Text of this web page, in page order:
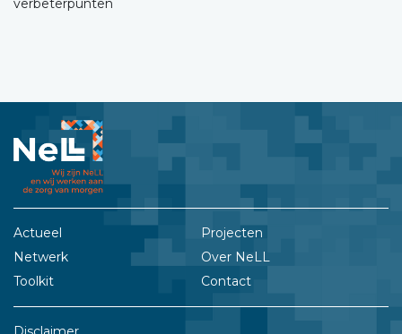
verbeterpunten
Actueel
Projecten
Netwerk
Over NeLL
Toolkit
Contact